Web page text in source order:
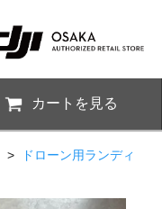
カートを見る
>
ドローン用ランディ